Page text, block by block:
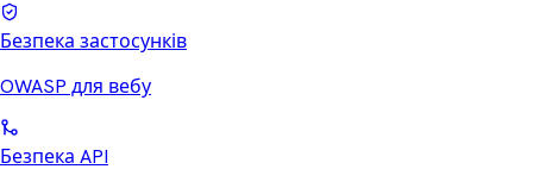
Безпека застосунків
OWASP для вебу
Безпека API